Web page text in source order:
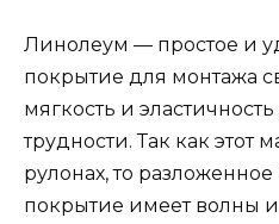
Линолеум — простое и
покрытие для монтажа
мягкость и эластичность
трудности. Так как этот
рулонах, то
покрытие имеет волны